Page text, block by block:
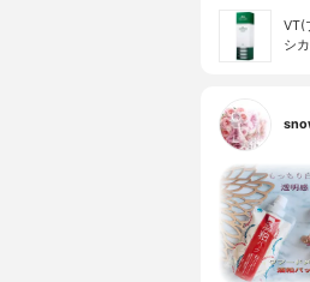
VT(
シ